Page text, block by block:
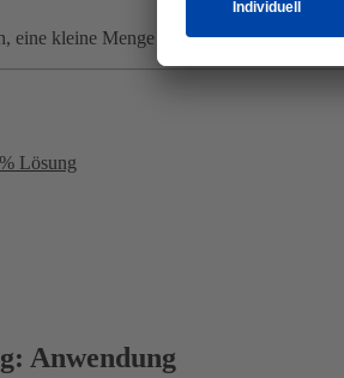
eine kleine Menge Terzolin<sup>®</
Lösung
Anwendung